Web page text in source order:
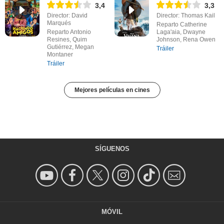
3,4
Director: David
Marqués
Reparto Antonio
Resines, Quim
Gutiérrez, Megan
Montaner
Tráiler
3,3
Director: Thomas Kail
Reparto Catherine
Laga'aia, Dwayne
Johnson, Rena Owen
Tráiler
Mejores películas en cines
SÍGUENOS
MÓVIL